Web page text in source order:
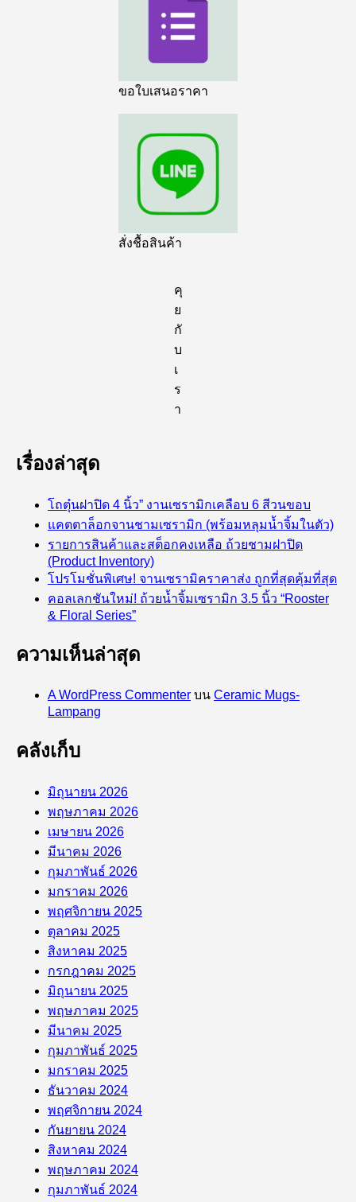
ขอใบเสนอราคา
สั่งชื้อสินค้า
คุ
ย
กั
บ
เ
ร
า
เรื่องล่าสุด
โถตุ๋นฝาปิด 4 นิ้ว” งานเซรามิกเคลือบ 6 สีวนขอบ
แคตตาล็อกจานชามเซรามิก (พร้อมหลุมน้ำจิ้มในตัว)
รายการสินค้าและสต็อกคงเหลือ ถ้วยชามฝาปิด
(Product Inventory)
โปรโมชั่นพิเศษ! จานเซรามิคราคาส่ง ถูกที่สุดคุ้มที่สุด
คอลเลกชันใหม่! ถ้วยน้ำจิ้มเซรามิก 3.5 นิ้ว “Rooster
& Floral Series”
ความเห็นล่าสุด
A WordPress Commenter บน Ceramic Mugs-
Lampang
คลังเก็บ
มิถุนายน 2026
พฤษภาคม 2026
เมษายน 2026
มีนาคม 2026
กุมภาพันธ์ 2026
มกราคม 2026
พฤศจิกายน 2025
ตุลาคม 2025
สิงหาคม 2025
กรกฎาคม 2025
มิถุนายน 2025
พฤษภาคม 2025
มีนาคม 2025
กุมภาพันธ์ 2025
มกราคม 2025
ธันวาคม 2024
พฤศจิกายน 2024
กันยายน 2024
สิงหาคม 2024
พฤษภาคม 2024
กุมภาพันธ์ 2024